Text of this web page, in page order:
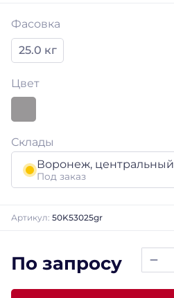
Фасовка
25.0 кг
Цвет
Склады
Воронеж, центральный
Под заказ
Артикул: 50K53025gr
По запросу